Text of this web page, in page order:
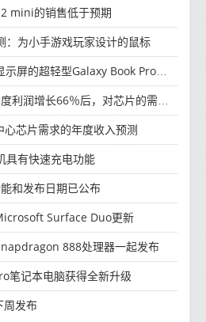
mini的销售低于预期
：为小手游戏玩家设计的鼠标
Book Pro和Galaxy Book Pro 360笔记本电脑
增长66％后，对芯片的需求将增强
心芯片需求的年度收入预测
具有快速充电功能
和发布日期已公布
Surface Duo更新
888处理器一起发布
笔记本电脑获得全新升级
周发布